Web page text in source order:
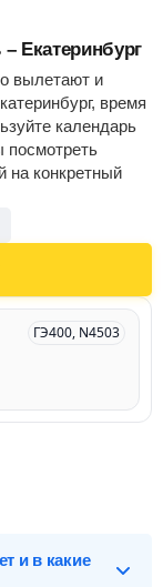
Екатеринбург
вылетают и
время
календарь
посмотреть
на конкретный
ГЭ400, N4503
и в какие